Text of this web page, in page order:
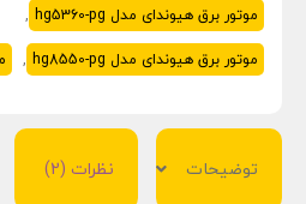
موتور برق هیوندای مدل hg5360-pg
,
موتور برق هیوندای مدل hg8550-pg
,
توضیحات نظرات (2)